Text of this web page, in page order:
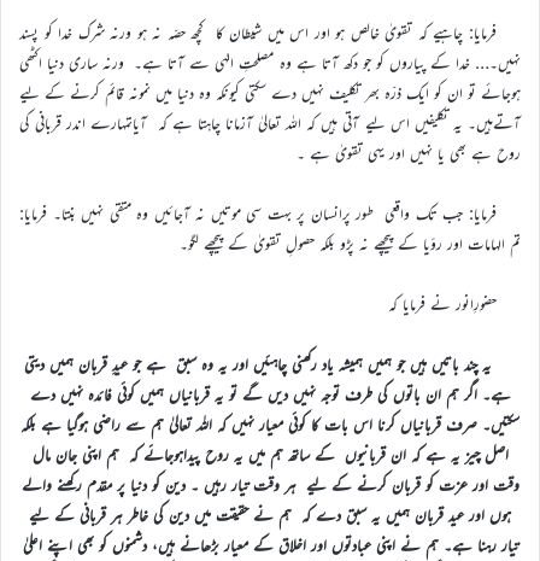
فرمایا: چاہیے کہ تقویٰ خالص ہو اور اس میں شیطان کا کچھ حصّہ نہ ہو ورنہ شرک خدا کو پسند
نہیں۔… خدا کے پیاروں کو جو دکھ آتا ہے وہ مصلحتِ الہٰی سے آتا ہے۔ ورنہ ساری دنیا اکٹھی
ہوجائے تو ان کو ایک ذرّہ بھر تکلیف نہیں دے سکتی کیونکہ وہ دنیا میں نمونہ قائم کرنے کے لیے
آتےہیں۔ یہ تکلیفیں اس لیے آتی ہیں کہ اللہ تعالیٰ آزمانا چاہتا ہے کہ آیاتمہارے اندر قربانی کی
روح ہے بھی یا نہیں اور یہی تقویٰ ہے ۔
فرمایا: جب تک واقعی طور پرانسان پر بہت سی موتیں نہ آجائیں وہ متقی نہیں بنتا۔ فرمایا:
تم الہامات اور رؤیا کے پیچھے نہ پڑو بلکہ حصولِ تقویٰ کے پیچھے لگو۔
حضورِانور نے فرمایا کہ
یہ چند باتیں ہیں جو ہمیں ہمیشہ یاد رکھنی چاہئیں اور یہ وہ سبق ہے جو عیدِ قربان ہمیں دیتی
ہے۔ اگر ہم ان باتوں کی طرف توجہ نہیں دیں گے تو یہ قربانیاں ہمیں کوئی فائدہ نہیں دے
سکتیں۔ صرف قربانیاں کرنا اس بات کا کوئی معیار نہیں کہ اللہ تعالیٰ ہم سے راضی ہوگیا ہے بلکہ
اصل چیز یہ ہے کہ ان قربانیوں کے ساتھ ہم میں یہ روح پیداہوجائے کہ ہم اپنی جان مال
وقت اور عزت کو قربان کرنے کے لیے ہر وقت تیار رہیں ۔ دین کو دنیا پر مقدم رکھنے والے
ہوں اور عید قربان ہمیں یہ سبق دے کہ ہم نے حقیقت میں دین کی خاطر ہر قربانی کے لیے
تیار رہنا ہے۔ ہم نے اپنی عبادتوں اور اخلاق کے معیار بڑھانے ہیں، دشمنوں کو بھی اپنے اعلیٰ